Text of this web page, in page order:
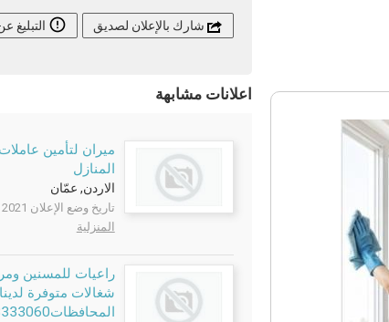
شارك بالإعلان لصديق التبليغ
اعلانات مشابهة
ميران لتأمين
المنازل
الاردن, عمّان
تاريخ وضع الإعلان Feb 03, 2021 إلى
المنزلية
راعيات للمسنين
شغالات متوفرة
المحافظات01223333060